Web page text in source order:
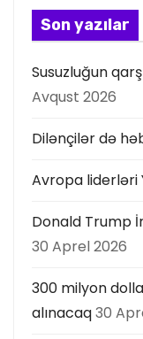
sSon yazılar
Susuzluğun
Avqust 2026
Dilənçilər də
Avropa liderləri
Donald Trump
30 Aprel 2026
300 milyon
alınacaq30